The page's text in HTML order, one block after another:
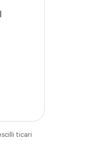
ticari